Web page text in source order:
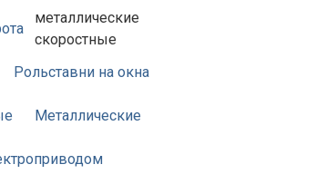
Рольставни на окна
Металлические
металлические
скоростные